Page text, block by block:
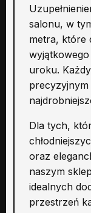
salonu, w
metra, które
uroku.
precyzyjnym
Dla tych,
oraz
naszym
idealnych
przestrzeń